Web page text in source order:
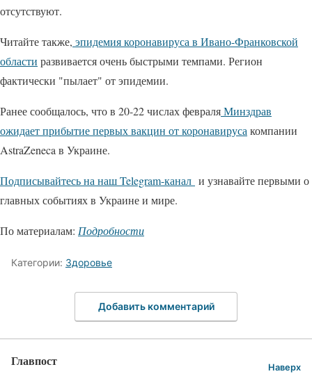
отсутствуют.
Читайте также, эпидемия коронавируса в Ивано-Франковской
области развивается очень быстрыми темпами. Регион
фактически "пылает" от эпидемии.
Ранее сообщалось, что в 20-22 числах февраляМинздрав
ожидает прибытие первых вакцин от коронавирусакомпании
AstraZeneca в Украине.
Подписывайтесь на наш Telegram-канал и узнавайте первыми о
главных событиях в Украине и мире.
По материалам: Подробности
Категории: Здоровье
Добавить комментарий
Главпост Наверх